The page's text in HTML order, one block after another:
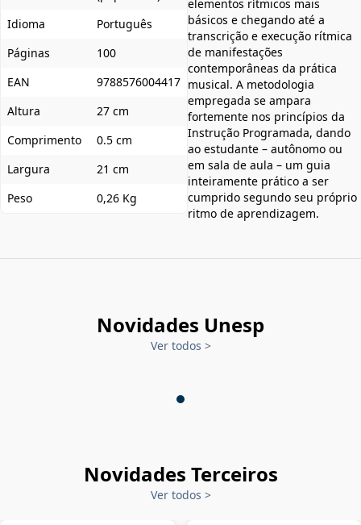
Idioma
Português
Páginas
100
EAN
9788576004417
Altura
27 cm
Comprimento
0.5 cm
Largura
21 cm
Peso
0,26 Kg
elementos rítmicos mais
básicos e chegando até a
transcrição e execução rítmica
de manifestações
contemporâneas da prática
musical. A metodologia
empregada se ampara
fortemente nos princípios da
Instrução Programada, dando
ao estudante – autônomo ou
em sala de aula – um guia
inteiramente prático a ser
cumprido segundo seu próprio
ritmo de aprendizagem.
Novidades Unesp
Ver todos >
Novidades Terceiros
Ver todos >